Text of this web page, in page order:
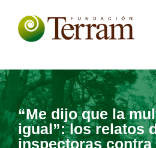
“Me dijo que la
igual”: los relatos
inspectoras contra